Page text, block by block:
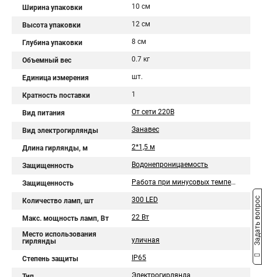
Ширина упаковки 10 см
Высота упаковки 12 см
Глубина упаковки 8 см
Объемный вес 0.7 кг
Единица измерения шт.
Кратность поставки 1
Вид питания От сети 220В
Вид электрогирлянды Занавес
Длина гирлянды, м 2*1,5 м
Защищенность Водонепроницаемость
Защищенность Работа при минусовых температурах
Количество ламп, шт 300 LED
Макс. мощность ламп, Вт 22 Вт
Место использования
гирлянды
уличная
Степень защиты IP65
Электрогирлянда
Задать вопрос